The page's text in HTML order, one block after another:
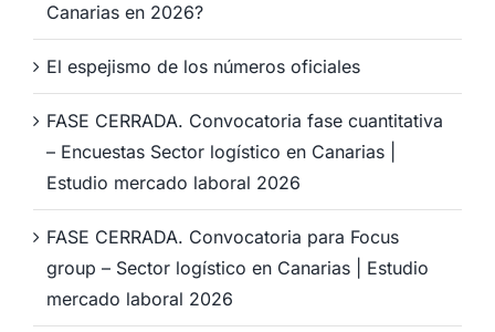
Canarias en 2026?
El espejismo de los números oficiales
FASE CERRADA. Convocatoria fase cuantitativa
– Encuestas Sector logístico en Canarias |
Estudio mercado laboral 2026
FASE CERRADA. Convocatoria para Focus
group – Sector logístico en Canarias | Estudio
mercado laboral 2026